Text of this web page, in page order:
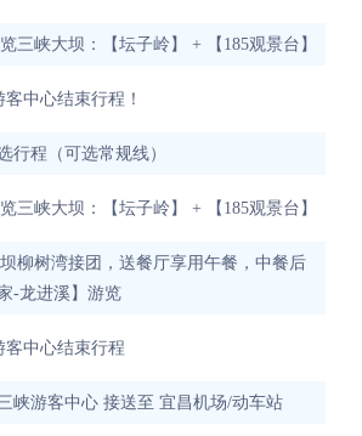
三峡大坝：【坛子岭】 + 【185观景台】
中心结束行程！
行程（可选常规线）
三峡大坝：【坛子岭】 + 【185观景台】
柳树湾接团，送餐厅享用午餐，中餐后
-龙进溪】游览
客中心结束行程
峡游客中心 接送至 宜昌机场/动车站